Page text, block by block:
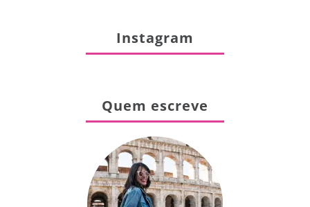
Instagram
Quem escreve